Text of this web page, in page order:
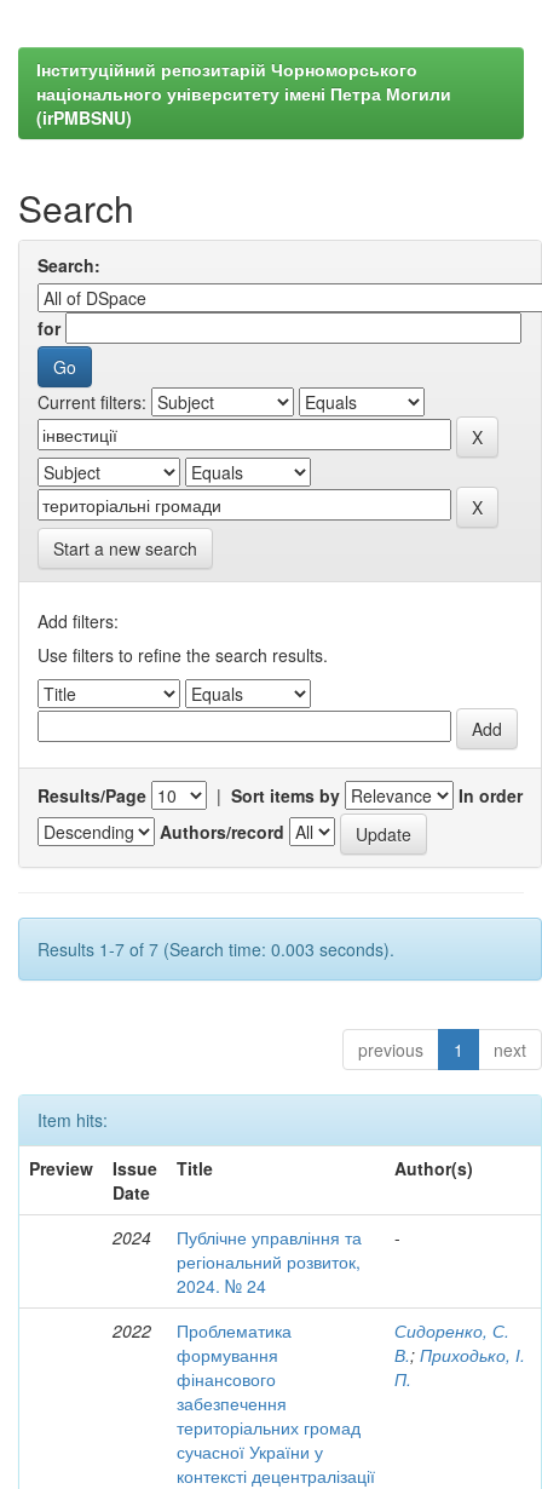
Інституційний репозитарій Чорноморського
національного університету імені Петра Могили
(irPMBSNU)
Search
Search:
for
Current filters:
Start a new search
Add filters:
Use filters to refine the search results.
Results/Page | Sort items by
In order
Authors/record
Results 1-7 of 7 (Search time: 0.003 seconds).
previous 1 next
Item hits:
Preview
Issue
Date
Title Author(s)
2024
Публічне управління та
регіональний розвиток,
2024. № 24
-
2022
Проблематика
формування
фінансового
забезпечення
територіальних громад
сучасної України у
контексті децентралізації
Сидоренко, С.
В.; Приходько, І.
П.